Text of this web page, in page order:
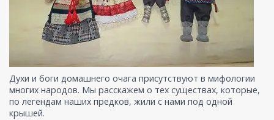
Духи и боги домашнего очага присутствуют в мифологии
многих народов. Мы расскажем о тех существах, которые,
по легендам наших предков, жили с нами под одной
крышей.